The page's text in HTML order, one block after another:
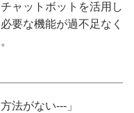
ャットボットを活用し
要な機能が過不足なく
法がない---」